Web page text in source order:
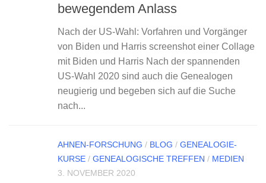
bewegendem Anlass
Nach der US-Wahl: Vorfahren und Vorgänger
von Biden und Harris screenshot einer Collage
mit Biden und Harris Nach der spannenden
US-Wahl 2020 sind auch die Genealogen
neugierig und begeben sich auf die Suche
nach...
AHNEN-FORSCHUNG / BLOG / GENEALOGIE-
KURSE / GENEALOGISCHE TREFFEN / MEDIEN
3. NOVEMBER 2020